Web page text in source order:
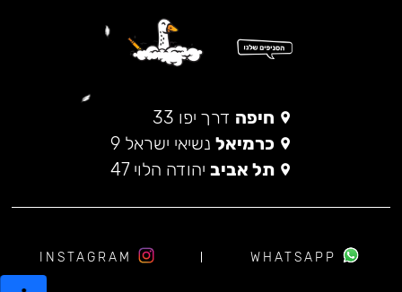
חיפה דרך יפו 33
כרמיאל נשיאי ישראל 9
תל אביב יהודה הלוי 47
WHATSAPP
INSTAGRAM